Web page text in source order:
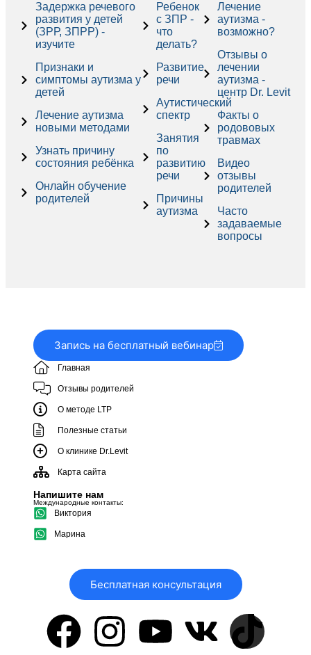
Задержка речевого
развития у детей
(ЗРР, ЗПРР) -
изучите
Признаки и
симптомы аутизма у
детей
Лечение аутизма
новыми методами
Узнать причину
состояния ребёнка
Онлайн обучение
родителей
Ребенок
с ЗПР -
что
делать?
Развитие
речи
Аутистический
спектр
Занятия
по
развитию
речи
Причины
аутизма
Лечение
аутизма -
возможно?
Отзывы о
лечении
аутизма -
центр Dr. Levit
Факты о
родововых
травмах
Видео
отзывы
родителей
Часто
задаваемые
вопросы
Запись на бесплатный вебинар
Главная
Отзывы родителей
О методе LTP
Полезные статьи
О клинике Dr.Levit
Карта сайта
Напишите нам
Международные контакты:
Виктория
Марина
Бесплатная консультация